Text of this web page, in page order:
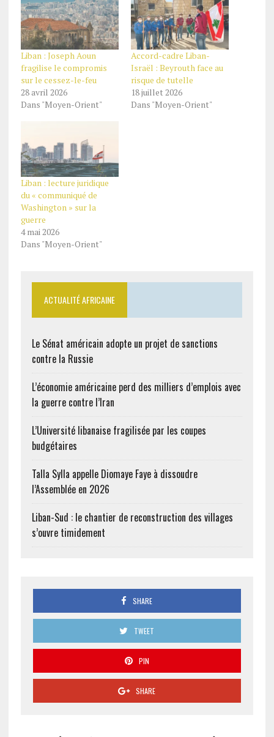
Liban : Joseph Aoun
fragilise le compromis
sur le cessez-le-feu
28 avril 2026
Dans "Moyen-Orient"
Accord-cadre Liban-
Israël : Beyrouth face au
risque de tutelle
18 juillet 2026
Dans "Moyen-Orient"
Liban : lecture juridique
du « communiqué de
Washington » sur la
guerre
4 mai 2026
Dans "Moyen-Orient"
ACTUALITÉ AFRICAINE
Le Sénat américain adopte un projet de sanctions
contre la Russie
L’économie américaine perd des milliers d’emplois avec
la guerre contre l’Iran
L’Université libanaise fragilisée par les coupes
budgétaires
Talla Sylla appelle Diomaye Faye à dissoudre
l’Assemblée en 2026
Liban-Sud : le chantier de reconstruction des villages
s’ouvre timidement
SHARE
TWEET
PIN
SHARE